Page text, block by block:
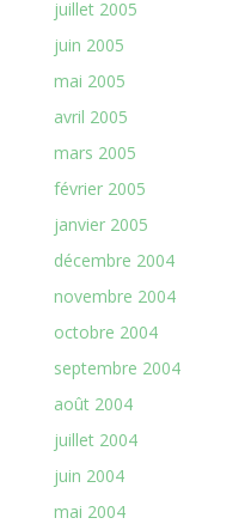
juillet 2005
juin 2005
mai 2005
avril 2005
mars 2005
février 2005
janvier 2005
décembre 2004
novembre 2004
octobre 2004
septembre 2004
août 2004
juillet 2004
juin 2004
mai 2004